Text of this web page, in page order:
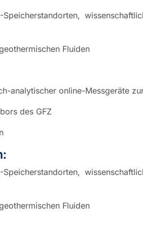
Fluiden
analytischer online-Messgeräte
des GFZ
Fluiden